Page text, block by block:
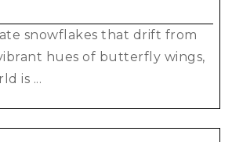
Math
Shape
World
2024
snowflakes that drift from
hues of butterfly wings,
is ...